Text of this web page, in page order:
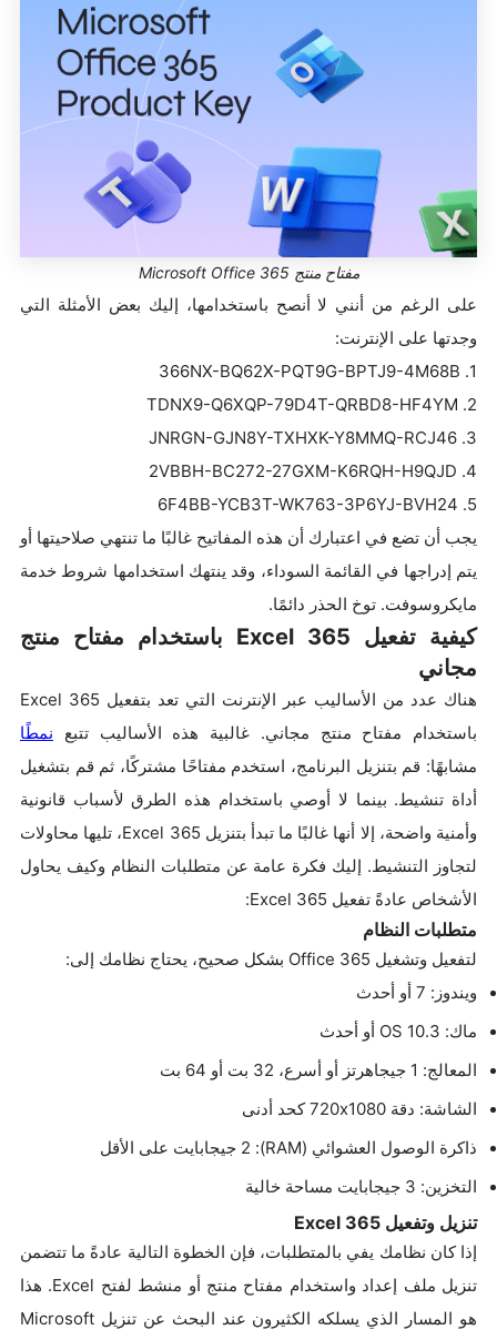
مفتاح منتج Microsoft Office 365
على الرغم من أنني لا أنصح باستخدامها، إليك بعض الأمثلة التي
وجدتها على الإنترنت:
1. 366NX-BQ62X-PQT9G-BPTJ9-4M68B
2. TDNX9-Q6XQP-79D4T-QRBD8-HF4YM
3. JNRGN-GJN8Y-TXHXK-Y8MMQ-RCJ46
4. 2VBBH-BC272-27GXM-K6RQH-H9QJD
5. 6F4BB-YCB3T-WK763-3P6YJ-BVH24
يجب أن تضع في اعتبارك أن هذه المفاتيح غالبًا ما تنتهي صلاحيتها أو
يتم إدراجها في القائمة السوداء، وقد ينتهك استخدامها شروط خدمة
مايكروسوفت. توخ الحذر دائمًا.
كيفية تفعيل Excel 365 باستخدام مفتاح منتج
مجاني
هناك عدد من الأساليب عبر الإنترنت التي تعد بتفعيل Excel 365
باستخدام مفتاح منتج مجاني. غالبية هذه الأساليب تتبع نمطًا
مشابهًا: قم بتنزيل البرنامج، استخدم مفتاحًا مشتركًا، ثم قم بتشغيل
أداة تنشيط. بينما لا أوصي باستخدام هذه الطرق لأسباب قانونية
وأمنية واضحة، إلا أنها غالبًا ما تبدأ بتنزيل Excel 365، تليها محاولات
لتجاوز التنشيط. إليك فكرة عامة عن متطلبات النظام وكيف يحاول
الأشخاص عادةً تفعيل Excel 365:
متطلبات النظام
لتفعيل وتشغيل Office 365 بشكل صحيح، يحتاج نظامك إلى:
ويندوز: 7 أو أحدث
ماك: OS 10.3 أو أحدث
المعالج: 1 جيجاهرتز أو أسرع، 32 بت أو 64 بت
الشاشة: دقة 720x1080 كحد أدنى
ذاكرة الوصول العشوائي (RAM): 2 جيجابايت على الأقل
التخزين: 3 جيجابايت مساحة خالية
تنزيل وتفعيل Excel 365
إذا كان نظامك يفي بالمتطلبات، فإن الخطوة التالية عادةً ما تتضمن
تنزيل ملف إعداد واستخدام مفتاح منتج أو منشط لفتح Excel. هذا
هو المسار الذي يسلكه الكثيرون عند البحث عن تنزيل Microsoft